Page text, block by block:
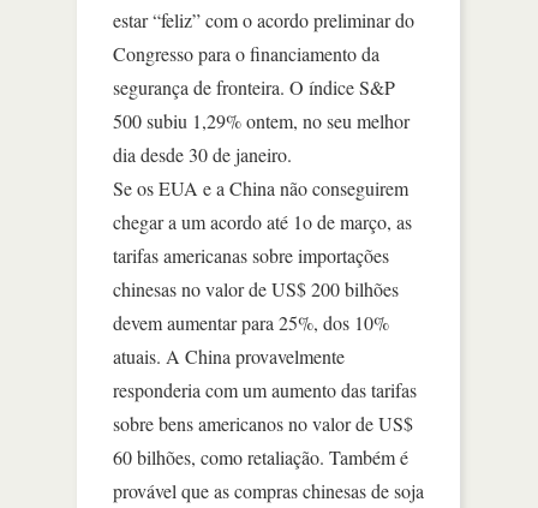
estar “feliz” com o acordo preliminar do
Congresso para o financiamento da
segurança de fronteira. O índice S&P
500 subiu 1,29% ontem, no seu melhor
dia desde 30 de janeiro.
Se os EUA e a China não conseguirem
chegar a um acordo até 1o de março, as
tarifas americanas sobre importações
chinesas no valor de US$ 200 bilhões
devem aumentar para 25%, dos 10%
atuais. A China provavelmente
responderia com um aumento das tarifas
sobre bens americanos no valor de US$
60 bilhões, como retaliação. Também é
provável que as compras chinesas de soja